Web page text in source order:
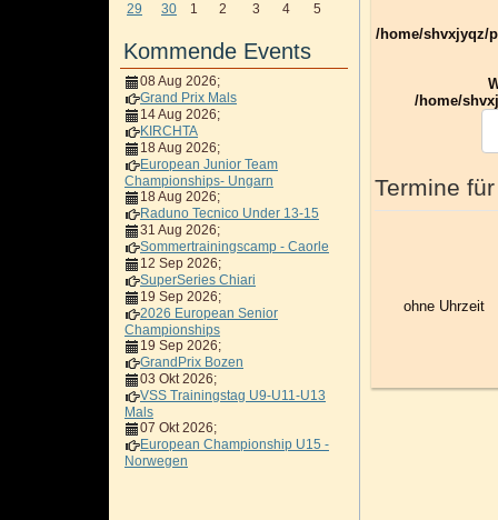
29
30 1 2 3 4 5
Kommende Events
08 Aug 2026;
Grand Prix Mals
14 Aug 2026;
KIRCHTA
18 Aug 2026;
European Junior Team
Championships- Ungarn
18 Aug 2026;
Raduno Tecnico Under 13-15
31 Aug 2026;
Sommertrainingscamp - Caorle
12 Sep 2026;
SuperSeries Chiari
19 Sep 2026;
2026 European Senior
Championships
19 Sep 2026;
GrandPrix Bozen
03 Okt 2026;
VSS Trainingstag U9-U11-U13
Mals
07 Okt 2026;
European Championship U15 -
Norwegen
/home/shvxjyqz/
/home/
Termine für
ohne Uhrzeit